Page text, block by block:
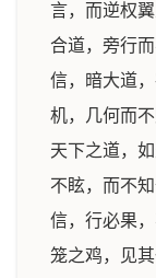
言，而逆权
合道，旁行
信，暗大道
机，几何而
天下之道，
不眩，而不知
信，行必果
笼之鸡，见